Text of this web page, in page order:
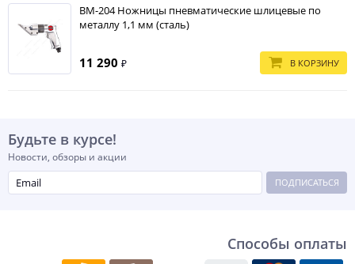
BM-204 Ножницы пневматические шлицевые по
металлу 1,1 мм (сталь)
11 290 ₽ В КОРЗИНУ
Будьте в курсе!
Новости, обзоры и акции
ПОДПИСАТЬСЯ
Способы оплаты